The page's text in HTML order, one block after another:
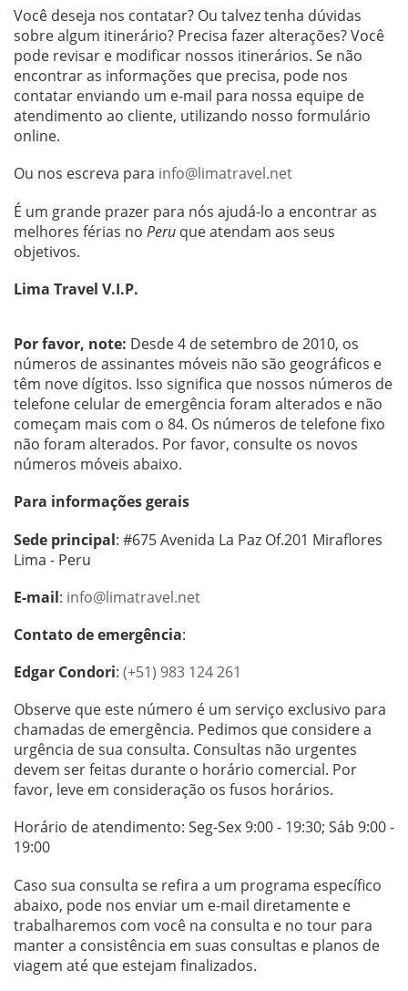
Você deseja nos contatar? Ou talvez tenha dúvidas
sobre algum itinerário? Precisa fazer alterações? Você
pode revisar e modificar nossos itinerários. Se não
encontrar as informações que precisa, pode nos
contatar enviando um e-mail para nossa equipe de
atendimento ao cliente, utilizando nosso formulário
online.
Ou nos escreva para info@limatravel.net
É um grande prazer para nós ajudá-lo a encontrar as
melhores férias no Peru que atendam aos seus
objetivos.
Lima Travel V.I.P.
Por favor, note: Desde 4 de setembro de 2010, os
números de assinantes móveis não são geográficos e
têm nove dígitos. Isso significa que nossos números de
telefone celular de emergência foram alterados e não
começam mais com o 84. Os números de telefone fixo
não foram alterados. Por favor, consulte os novos
números móveis abaixo.
Para informações gerais
Sede principal: #675 Avenida La Paz Of.201 Miraflores
Lima - Peru
E-mail: info@limatravel.net
Contato de emergência:
Edgar Condori: (+51) 983 124 261
Observe que este número é um serviço exclusivo para
chamadas de emergência. Pedimos que considere a
urgência de sua consulta. Consultas não urgentes
devem ser feitas durante o horário comercial. Por
favor, leve em consideração os fusos horários.
Horário de atendimento: Seg-Sex 9:00 - 19:30; Sáb 9:00 -
19:00
Caso sua consulta se refira a um programa específico
abaixo, pode nos enviar um e-mail diretamente e
trabalharemos com você na consulta e no tour para
manter a consistência em suas consultas e planos de
viagem até que estejam finalizados.